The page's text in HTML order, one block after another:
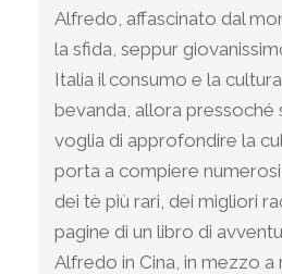
Alfredo, affascinato dal
la sfida, seppur
Italia il consumo e la
bevanda, allora pressoché
voglia di approfondire la
porta a compiere
dei tè più rari, dei migliori
pagine di un libro di
Alfredo in Cina, in mezzo a